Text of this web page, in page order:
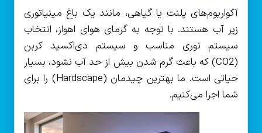
آکواریوم‌های پلنت یا گیاهی، مانند یک باغ مینیاتوری
زیر آب هستند. با توجه به گرمای هوای اهواز، انتخاب
سیستم نوری مناسب و سیستم دی‌اکسید کربن
(CO2) که باعث گرم شدن بیش از حد آب نشود، بسیار
حیاتی است. ما بهترین چیدمان (Hardscape) را برای
شما اجرا می‌کنیم.